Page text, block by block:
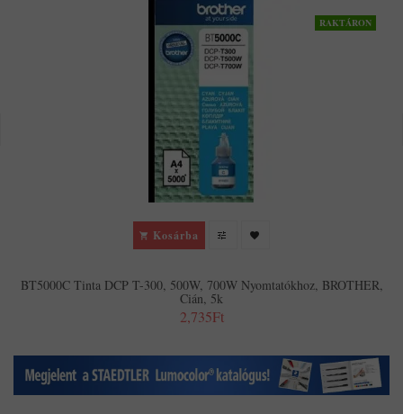
RAKTÁRON
Kosárba
BT5000C Tinta DCP T-300, 500W, 700W Nyomtatókhoz, BROTHER,
Cián, 5k
2,735Ft